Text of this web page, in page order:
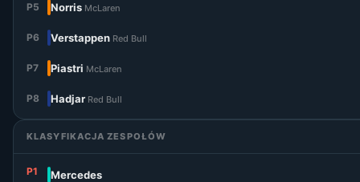
P5 Norris McLaren
P6 Verstappen Red Bull
P7 Piastri McLaren
P8 Hadjar Red Bull
KLASYFIKACJA ZESPOŁÓW
P1 Mercedes